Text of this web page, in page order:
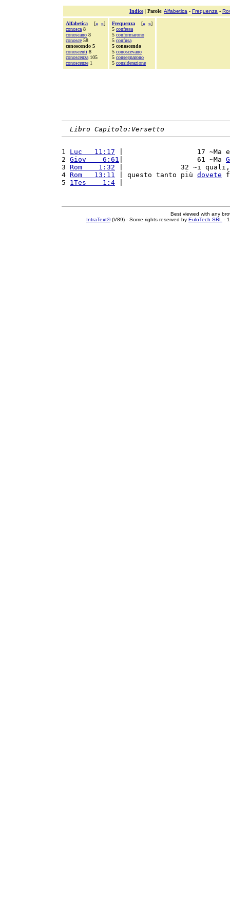
Indice| Parole: Alfabetica - Frequenza -
Alfabetica [« »]
conosca 8
conoscano 8
conosce 58
conoscendo 5
conoscenti 8
conoscenza 105
conoscenze 1
Frequenza [« »]
5 confessa
5 conformarono
5 confusa
5 conoscendo
5 conoscevano
5 consegnarono
5 considerazione
Libro Capitolo:Versetto
1 Luc   11:17 |                  17 ~Ma
2 Giov    6:61 |                  61 ~Ma
3 Rom    1:32 |              32 ~i
4 Rom   13:11 | questo tanto più dovete
5 1Tes    1:4
Best viewed with any
IntraText®(V89) - Some rights reserved by EuloTech SRL -